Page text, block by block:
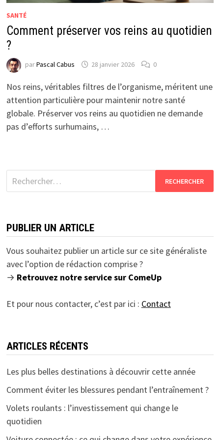
SANTÉ
Comment préserver vos reins au quotidien
?
parPascal Cabus 28 janvier 2026 0
Nos reins, véritables filtres de l’organisme, méritent une
attention particulière pour maintenir notre santé
globale. Préserver vos reins au quotidien ne demande
pas d’efforts surhumains, …
Rechercher :
PUBLIER UN ARTICLE
Vous souhaitez publier un article sur ce site généraliste
avec l’option de rédaction comprise ?
→ Retrouvez notre service sur ComeUp
Et pour nous contacter, c’est par ici : Contact
ARTICLES RÉCENTS
Les plus belles destinations à découvrir cette année
Comment éviter les blessures pendant l’entraînement ?
Volets roulants : l’investissement qui change le
quotidien